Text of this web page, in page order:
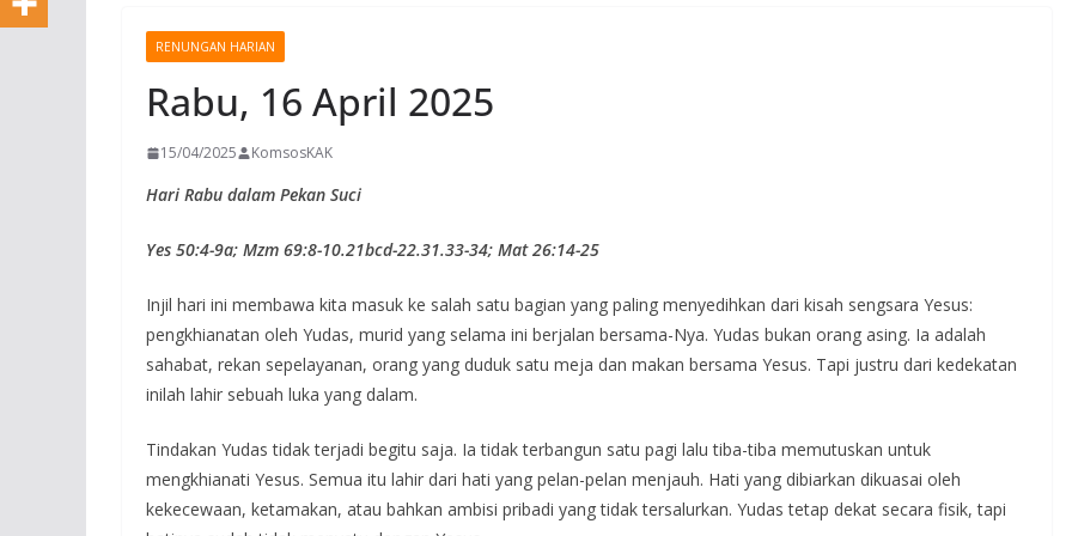
RENUNGAN HARIAN
Rabu, 16 April 2025
15/04/2025 KomsosKAK
Hari Rabu dalam Pekan Suci
Yes 50:4-9a; Mzm 69:8-10.21bcd-22.31.33-34; Mat 26:14-25
Injil hari ini membawa kita masuk ke salah satu bagian yang paling menyedihkan dari kisah sengsara Yesus:
pengkhianatan oleh Yudas, murid yang selama ini berjalan bersama-Nya. Yudas bukan orang asing. Ia adalah
sahabat, rekan sepelayanan, orang yang duduk satu meja dan makan bersama Yesus. Tapi justru dari kedekatan
inilah lahir sebuah luka yang dalam.
Tindakan Yudas tidak terjadi begitu saja. Ia tidak terbangun satu pagi lalu tiba-tiba memutuskan untuk
mengkhianati Yesus. Semua itu lahir dari hati yang pelan-pelan menjauh. Hati yang dibiarkan dikuasai oleh
kekecewaan, ketamakan, atau bahkan ambisi pribadi yang tidak tersalurkan. Yudas tetap dekat secara fisik, tapi
Persaudaraan Imam